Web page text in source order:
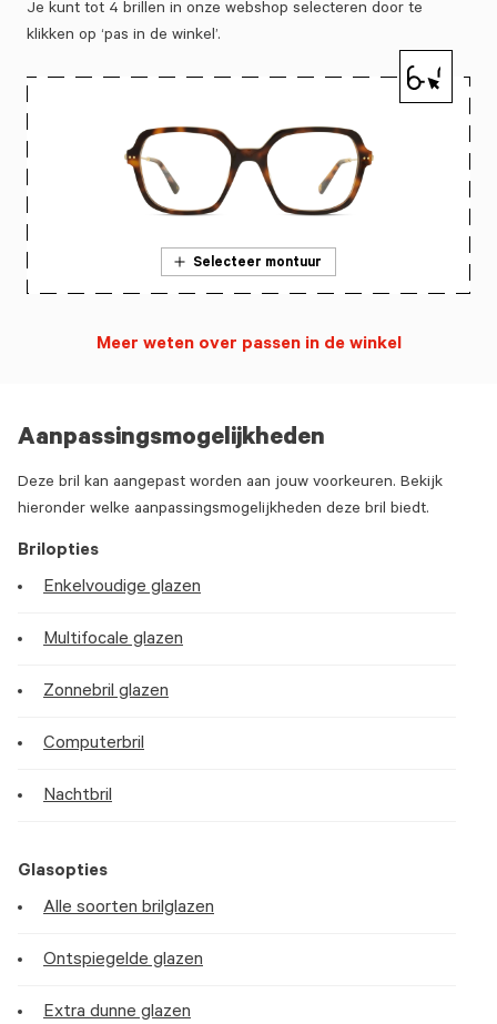
Aanpassingsmogelijkheden
Deze bril kan aangepast worden aan jouw voorkeuren. Bekijk
hieronder welke aanpassingsmogelijkheden deze bril biedt.
Brilopties
Enkelvoudige glazen
Multifocale glazen
Zonnebril glazen
Computerbril
Nachtbril
Glasopties
Alle soorten brilglazen
Ontspiegelde glazen
Extra dunne glazen
Je kunt tot 4 brillen in onze webshop selecteren door te
klikken op ‘pas in de winkel’.
Selecteer montuur
Meer weten over passen in de winkel